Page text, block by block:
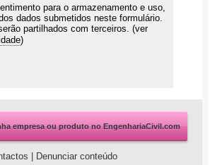
para o armazenamento e uso,
dados submetidos neste formulário.
partilhados com terceiros. (ver
)
empresa ou produto no EngenhariaCivil.com
Denunciar conteúdo